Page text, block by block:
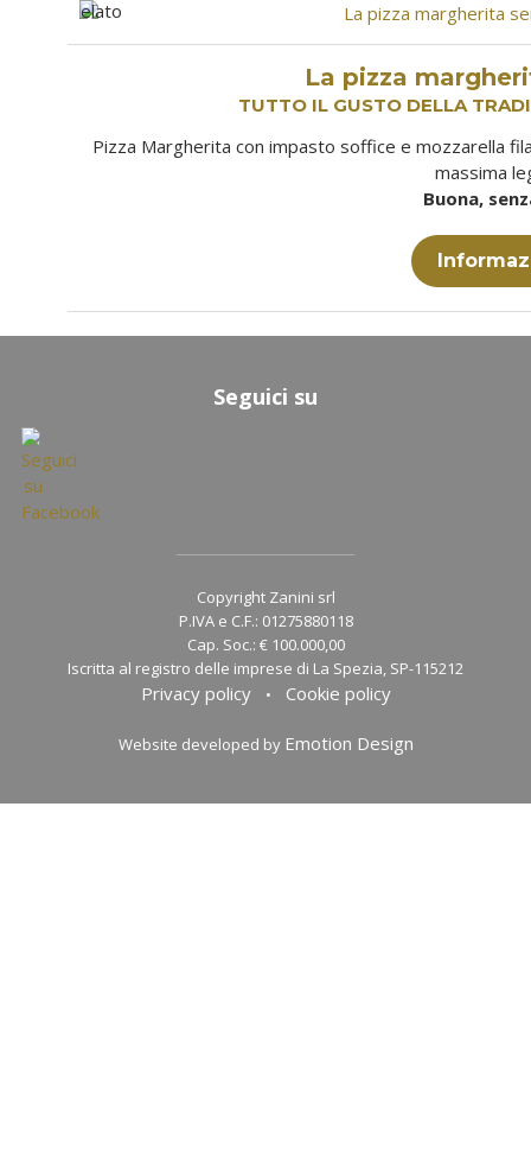
La pizza
TUTTO IL GUSTO DELLA
Pizza Margherita con impasto soffice e mozzarella
massima
Buona,
Seguici su
Copyright Zanini srl
P.IVA e C.F.: 01275880118
Cap. Soc.: € 100.000,00
Iscritta al registro delle imprese di La Spezia, SP-115212
Privacy policy• Cookie policy
Website developed by Emotion Design